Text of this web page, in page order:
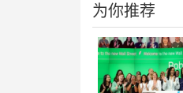
为你推荐